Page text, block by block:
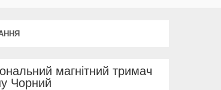
магнітний тримач
Чорний